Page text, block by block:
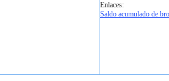
Enlaces:
Saldo acumulado de